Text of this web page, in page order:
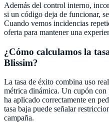
Además del control interno,
si un código deja de funcionar,
Cuando vemos incidencias
oferta para mantener una
¿Cómo calculamos la
Blissim?
La tasa de éxito combina uso
métrica dinámica. Un cupón con
ha aplicado correctamente en
tasa baja puede señalar
campaña.